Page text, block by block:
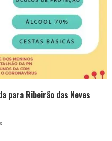
para Ribeirão das Neves